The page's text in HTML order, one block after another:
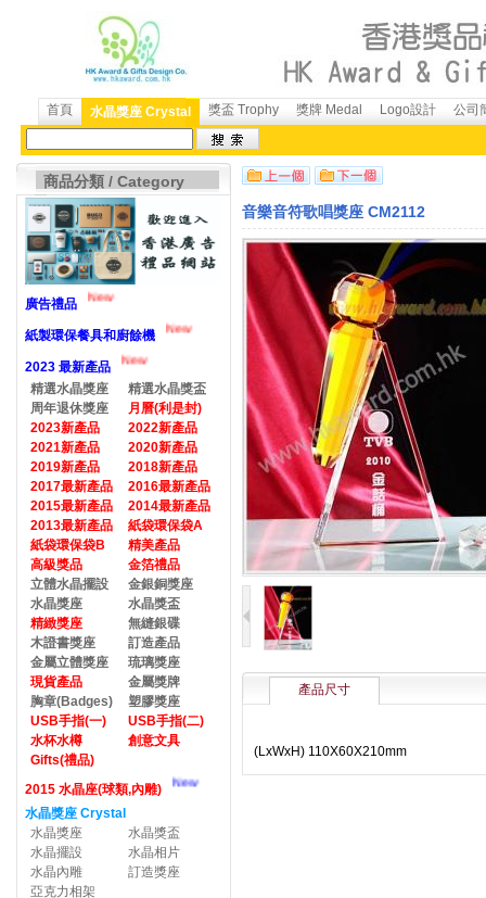
首頁 水晶獎座 Crystal 獎盃 Trophy 獎牌 Medal Logo設計 公司
商品分類 / Category
廣告禮品 New
紙製環保餐具和廚餘機 New
2023 最新產品
New
精選水晶獎座
精選水晶獎盃
周年退休獎座
月曆(利是封)
2023新產品
2022新產品
2021新產品
2020新產品
2019新產品
2018新產品
2017最新產品
2016最新產品
2015最新產品
2014最新產品
2013最新產品
紙袋環保袋A
紙袋環保袋B
精美產品
高級獎品
金箔禮品
立體水晶擺設
金銀銅獎座
水晶獎座
水晶獎盃
精緻獎座
無縫銀碟
木證書獎座
訂造產品
金屬立體獎座
琉璃獎座
現貨產品
金屬獎牌
胸章(Badges)
塑膠獎座
USB手指(一)
USB手指(二)
水杯水樽
創意文具
Gifts(禮品)
2015 水晶座(球類,內雕)
New
水晶獎座 Crystal
水晶獎座
水晶獎盃
水晶擺設
水晶相片
水晶內雕
訂造獎座
亞克力相架
音樂音符歌唱獎座 CM2112
產品尺寸
(LxWxH) 110X60X210mm